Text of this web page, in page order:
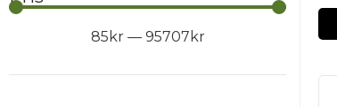
85 kr— 95707 kr